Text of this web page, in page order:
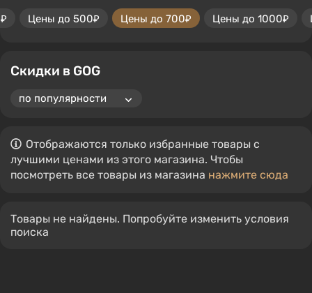
Цены до 500₽ Цены до 700₽ Цены до 1000₽
Скидки в GOG
Отображаются только избранные товары с
лучшими ценами из этого магазина. Чтобы
посмотреть все товары из магазина нажмите сюда
Товары не найдены. Попробуйте изменить условия
поиска